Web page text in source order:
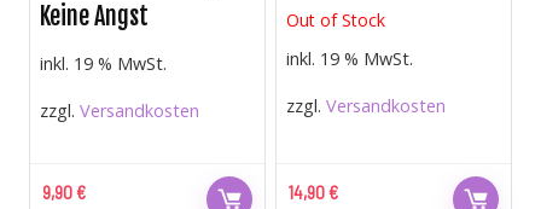
Keine Angst
9,90€
inkl. 19 % MwSt.
zzgl.Versandkosten
Out of Stock
14,90€
inkl. 19 % MwSt.
zzgl.Versandkosten